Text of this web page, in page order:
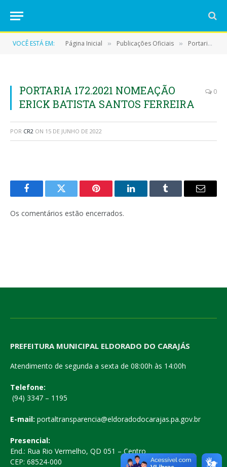
VOCÊ ESTÁ EM: Página Inicial » Publicações Oficiais » Portarias
PORTARIA 172.2021 NOMEAÇÃO
ERICK BATISTA SANTOS FERREIRA
0
POR CR2 ON 15 DE JUNHO DE 2022
FacebookTwitter Pinterest LinkedInTumblr
E-
Os comentários estão encerrados.
PREFEITURA MUNICIPAL ELDORADO DO CARAJÁS
Atendimento de segunda a sexta de 08:00h às 14:00h
Telefone:
(94) 3347 – 1195
E-mail: portaltransparencia@eldoradodocarajas.pa.gov.br
Presencial:
End.: Rua Rio Vermelho, QD 051 – Centro
CEP: 68524-000